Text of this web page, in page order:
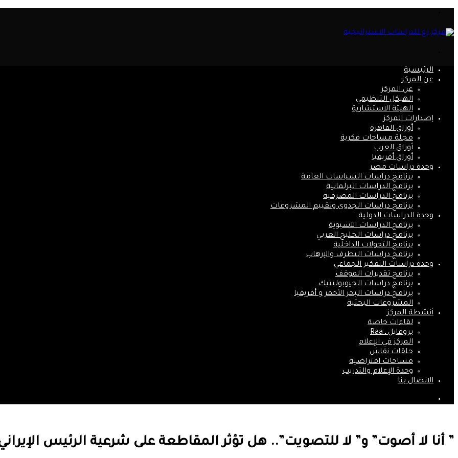
الرئيسية
عن المركز
عن المركز
الهيكل التنظيمي
الهيئة الاستشارية
إصدارات المركز
أوراق القاهرة
مجلة مساحات فكرية
أوراق العرب
أوراق أفريقيا
وحدة دراسات مصر
برنامج دراسات السياسات العامة
برنامج الدراسات البرلمانية
برنامج الدراسات المصرفية
برنامج دراسات الجدوى وتقييم المشروعات
وحدة الدراسات الدولية
برنامج الدراسات الآسيوية
برنامج دراسات الخليج العربي
برنامج التحولات الداخلية
برنامج دراسات التطرف والإرهاب
وحدة دراسات التفكير الجماعي
برنامج تقديرات الموقف
برنامج دراسات الجيوبوليتيك
برنامج دراسات البحر الأحمر و أفريقيا
المشروعات البحثية
أنشطة المركز
لقاءات خاصة
بروفايل ـ Raa
المركز في الإعلام
حلقات نقاش
مساحات افتراضية
وحدة الإعلام والتدريب
الاتصال بنا
” أنا لا أصوت” و” لا للتصويت”.. هل تؤثر المقاطعة على شرعية الرئيس